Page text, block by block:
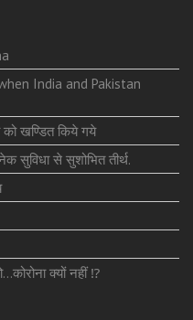
India and Pakistan
को खण्डित किये गये
सुविधा से सुशोभित तीर्थ.
क्यों नहीं ⁉️